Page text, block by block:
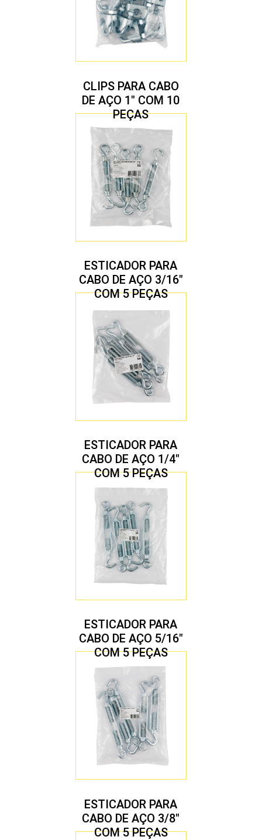
CLIPS PARA CABO
DE AÇO 1″ COM 10
PEÇAS
ESTICADOR PARA
CABO DE AÇO 3/16″
COM 5 PEÇAS
ESTICADOR PARA
CABO DE AÇO 1/4″
COM 5 PEÇAS
ESTICADOR PARA
CABO DE AÇO 5/16″
COM 5 PEÇAS
ESTICADOR PARA
CABO DE AÇO 3/8″
COM 5 PEÇAS